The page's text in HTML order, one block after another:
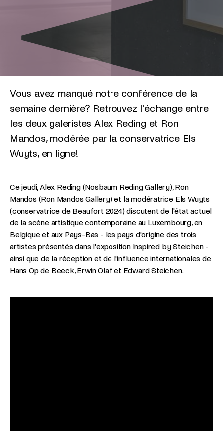
Vous avez manqué notre conférence de la
semaine dernière? Retrouvez l'échange entre
les deux galeristes Alex Reding et Ron
Mandos, modérée par la conservatrice Els
Wuyts, en ligne!
Ce jeudi, Alex Reding (Nosbaum Reding Gallery), Ron
Mandos (Ron Mandos Gallery) et la modératrice Els Wuyts
(conservatrice de Beaufort 2024) discutent de l'état actuel
de la scène artistique contemporaine au Luxembourg, en
Belgique et aux Pays-Bas - les pays d'origine des trois
artistes présentés dans l'exposition Inspired by Steichen -
ainsi que de la réception et de l'influence internationales de
Hans Op de Beeck, Erwin Olaf et Edward Steichen.